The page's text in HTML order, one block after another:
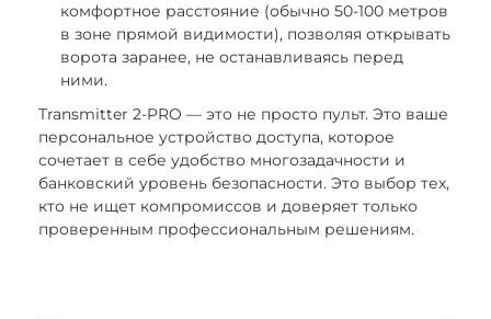
комфортное расстояние (обычно 50-100 метров
в зоне прямой видимости), позволяя открывать
ворота заранее, не останавливаясь перед
ними.
Transmitter 2-PRO — это не просто пульт. Это ваше
персональное устройство доступа, которое
сочетает в себе удобство многозадачности и
банковский уровень безопасности. Это выбор тех,
кто не ищет компромиссов и доверяет только
проверенным профессиональным решениям.